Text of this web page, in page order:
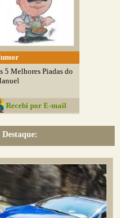
5 Melhores Piadas do
Recebi por E-mail